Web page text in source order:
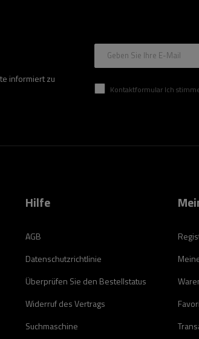
informiert zu
Geben Sie Ihre E-Mail
Kontaktformular Ich stimme der Verarbeitung
Hilfe
AGB
Datenschutzrichtlinie
Überprüfen Sie den Bestellstatus
Widerruf des Vertrags
Suchmaschine